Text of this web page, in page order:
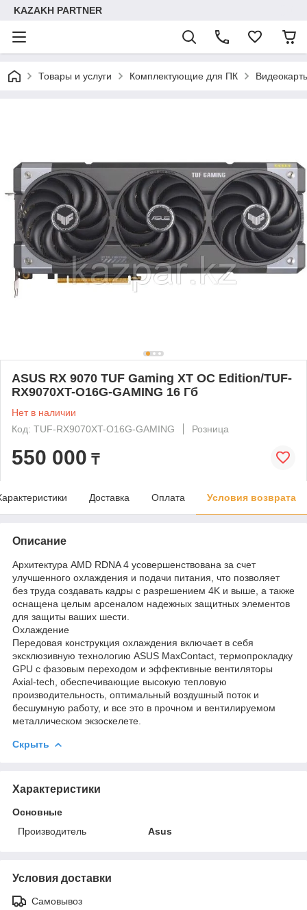
KAZAKH PARTNER
Товары и услуги Комплектующие для ПК
ASUS RX 9070 TUF Gaming XT OC Edition/TUF-
RX9070XT-O16G-GAMING 16 Гб
Нет в наличии
Код: TUF-RX9070XT-O16G-GAMING
Розница
550 000 ₸
Доставка Оплата Условия возврата
Описание
Архитектура AMD RDNA 4 усовершенствована за счет
улучшенного охлаждения и подачи питания, что позволяет
без труда создавать кадры с разрешением 4K и выше, а также
оснащена целым арсеналом надежных защитных элементов
для защиты ваших шести.
Охлаждение
Передовая конструкция охлаждения включает в себя
эксклюзивную технологию ASUS MaxContact, термопрокладку
GPU с фазовым переходом и эффективные вентиляторы
Axial-tech, обеспечивающие высокую тепловую
производительность, оптимальный воздушный поток и
бесшумную работу, и все это в прочном и вентилируемом
металлическом экзоскелете.
Скрыть
Характеристики
Основные
Производитель
Asus
Условия доставки
Самовывоз